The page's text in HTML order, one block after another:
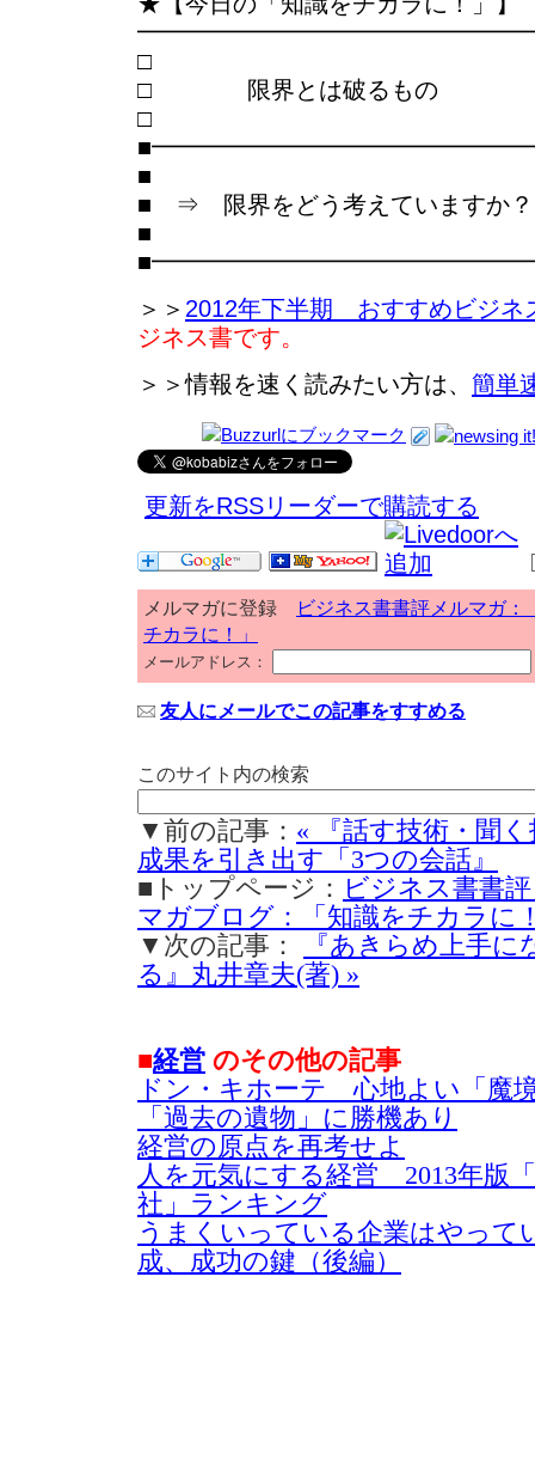
□ 限界とは破るもの
■
■ ⇒ 限界をどう考えていますか？
■
＞＞ 2012年下半期 おすすめビジネ
ジネス書です。
＞＞情報を速く読みたい方は、 簡単
更新をRSSリーダーで購読する
メルマガに登録
ビジネス書書評メルマガ：
チカラに！」
メールアドレス：
友人にメールでこの記事をすすめる
このサイト内の検索
▼前の記事： « 『話す技術・聞
成果を引き出す「3つの会話』
■トップページ： ビジネス書書
マガブログ：「知識をチカラに
▼次の記事：
『あきらめ上手
る』丸井章夫(著) »
■経営 のその他の記事
ドン・キホーテ 心地よい「魔
「過去の遺物」に勝機あり
経営の原点を再考せよ
人を元気にする経営 2013年版
社」ランキング
うまくいっている企業はやっ
成、成功の鍵（後編）